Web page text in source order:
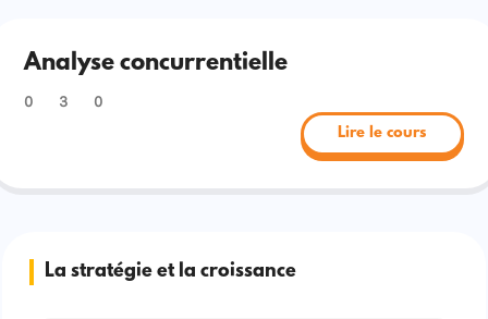
Analyse concurrentielle
0 3 0
Lire le cours
La stratégie et la croissance